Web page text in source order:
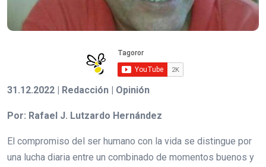
31.12.2022 | Redacción | Opinión
Por: Rafael J. Lutzardo Hernández
El compromiso del ser humano con la vida se distingue por
una lucha diaria entre un combinado de momentos buenos y